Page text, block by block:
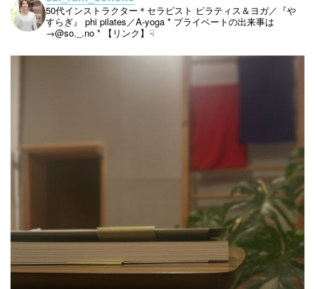
50代インストラクター＊セラピスト ピラティス＆ヨガ／『や
すらぎ』
phi pilates／A-yoga * プライベートの出来事は
→@so._.no * 【リンク】☟